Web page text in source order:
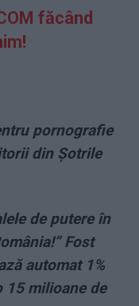
făcând
pornografie
din Șotrile
de putere în
Fost
automat 1%
15 milioane de